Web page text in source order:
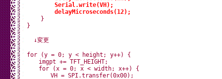
Serial.write(VH);
delayMicroseconds(12);
    }
}
  ↓変更
for (y = 0; y < height; y++) {
imgpt += TFT_HEIGHT;
for (x = 0; x < width; x++) {
VH = SPI.transfer(0x00);